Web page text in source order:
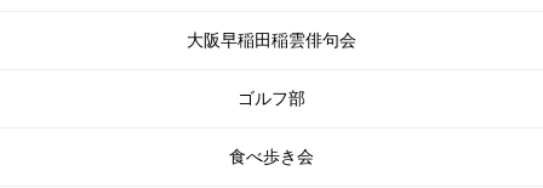
大阪早稲田稲雲俳句会
ゴルフ部
食べ歩き会